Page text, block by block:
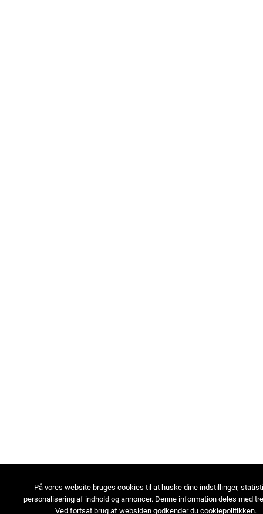
På vores website bruges cookies til at huske dine indstillinger,
personalisering af indhold og annoncer. Denne information deles med
Ved fortsat brug af websiden godkender du cookiepolitikken.